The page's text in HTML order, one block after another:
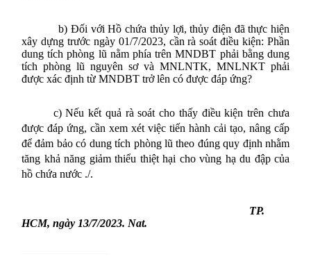
b) Đối với Hồ chứa thủy lợi, thủy điện đã thực hiện
xây dựng trước ngày 01/7/2023, cần rà soát điều kiện: Phần
dung tích phòng lũ nằm phía trên MNDBT phải bằng dung
tích phòng lũ nguyên sơ và MNLNTK, MNLNKT phải
được xác định từ MNDBT trở lên có được đáp ứng?
c)Nếu kết quả rà soát cho thấy điều kiện trên chưa
được đáp ứng, cần xem xét việc tiến hành cải tạo, nâng cấp
để đảm bảo có dung tích phòng lũ theo đúng quy định nhằm
tăng khả năng giảm thiểu thiệt hại cho vùng hạ du đập của
hồ chứa nước ./.
TP.
HCM, ngày 13/7/2023. Nat.